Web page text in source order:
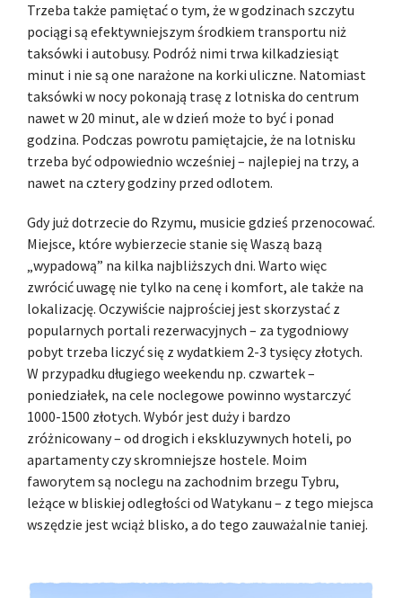
Trzeba także pamiętać o tym, że w godzinach szczytu
pociągi są efektywniejszym środkiem transportu niż
taksówki i autobusy. Podróż nimi trwa kilkadziesiąt
minut i nie są one narażone na korki uliczne. Natomiast
taksówki w nocy pokonają trasę z lotniska do centrum
nawet w 20 minut, ale w dzień może to być i ponad
godzina. Podczas powrotu pamiętajcie, że na lotnisku
trzeba być odpowiednio wcześniej – najlepiej na trzy, a
nawet na cztery godziny przed odlotem.
Gdy już dotrzecie do Rzymu, musicie gdzieś przenocować.
Miejsce, które wybierzecie stanie się Waszą bazą
„wypadową” na kilka najbliższych dni. Warto więc
zwrócić uwagę nie tylko na cenę i komfort, ale także na
lokalizację. Oczywiście najprościej jest skorzystać z
popularnych portali rezerwacyjnych – za tygodniowy
pobyt trzeba liczyć się z wydatkiem 2-3 tysięcy złotych.
W przypadku długiego weekendu np. czwartek –
poniedziałek, na cele noclegowe powinno wystarczyć
1000-1500 złotych. Wybór jest duży i bardzo
zróżnicowany – od drogich i ekskluzywnych hoteli, po
apartamenty czy skromniejsze hostele. Moim
faworytem są noclegu na zachodnim brzegu Tybru,
leżące w bliskiej odległości od Watykanu – z tego miejsca
wszędzie jest wciąż blisko, a do tego zauważalnie taniej.